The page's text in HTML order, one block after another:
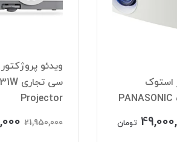
ویدئو پروژکتور استوک ان ای
سی تجاری NEC NP-ME331W
Projector
21,950,000
21,900,000 تومان